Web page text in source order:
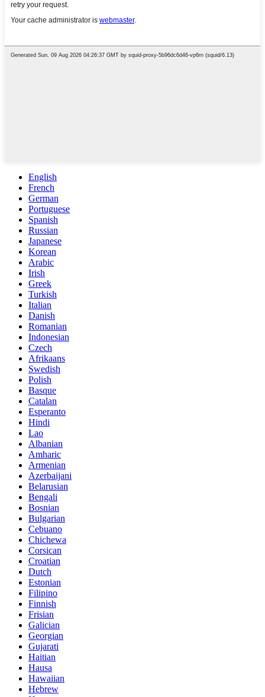
English
French
German
Portuguese
Spanish
Russian
Japanese
Korean
Arabic
Irish
Greek
Turkish
Italian
Danish
Romanian
Indonesian
Czech
Afrikaans
Swedish
Polish
Basque
Catalan
Esperanto
Hindi
Lao
Albanian
Amharic
Armenian
Azerbaijani
Belarusian
Bengali
Bosnian
Bulgarian
Cebuano
Chichewa
Corsican
Croatian
Dutch
Estonian
Filipino
Finnish
Frisian
Galician
Georgian
Gujarati
Haitian
Hausa
Hawaiian
Hebrew